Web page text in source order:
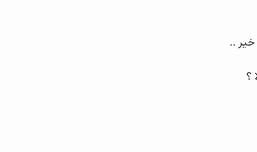
خير ..
؟